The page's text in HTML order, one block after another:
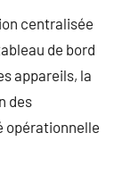
centralisée
de bord
appareils, la
des
opérationnelle